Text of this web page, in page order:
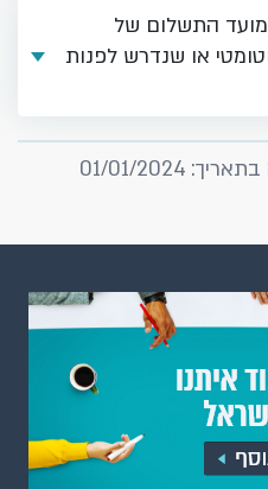
התשלום של
או שנדרש לפנות
01/01/2024